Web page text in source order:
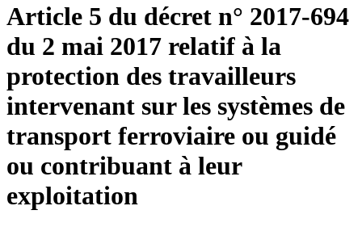
Article 5 du décret n° 2017-694
du 2 mai 2017 relatif à la
protection des travailleurs
intervenant sur les systèmes de
transport ferroviaire ou guidé
ou contribuant à leur
exploitation